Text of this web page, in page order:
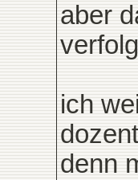
aber
ich
denn